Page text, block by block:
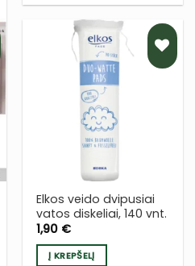
multiple
variants.
the
product
page
Elkos veido dvipusiai
vatos diskeliai, 140 vnt.
1,90 €
Į KREPŠELĮ